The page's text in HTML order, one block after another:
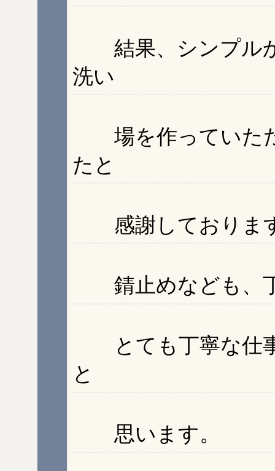
結果、シンプル
洗い
場を作っていた
たと
感謝しておりま
錆止めなども、
とても丁寧な仕
と
思います。